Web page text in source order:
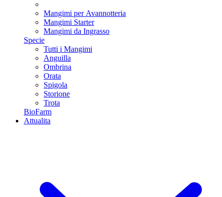
Mangimi per Avannotteria
Mangimi Starter
Mangimi da Ingrasso
Specie
Tutti i Mangimi
Anguilla
Ombrina
Orata
Spigola
Storione
Trota
BioFarm
Attualita